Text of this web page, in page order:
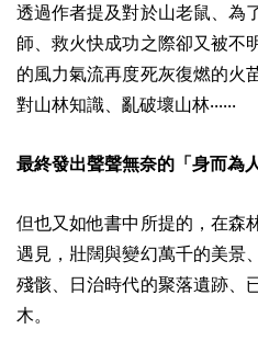
透過作者提及對於山老鼠、為
師、救火快成功之際卻又被不
的風力氣流再度死灰復燃的火
對山林知識、亂破壞山林‧‧‧‧‧‧
最終發出聲聲無奈的「身而為
但也又如他書中所提的，在森
遇見，壯闊與變幻萬千的美景
殘骸、日治時代的聚落遺跡、
木。